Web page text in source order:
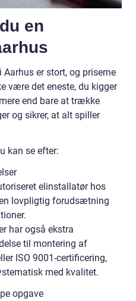
en
er stort, og priserne
være det eneste, du kigger
end bare at trække
og sikrer, at alt spiller
kan se efter:
elinstallatør hos
lovpligtig forudsætning
har også ekstra
til montering af
ISO 9001-certificering,
med kvalitet.
opgave